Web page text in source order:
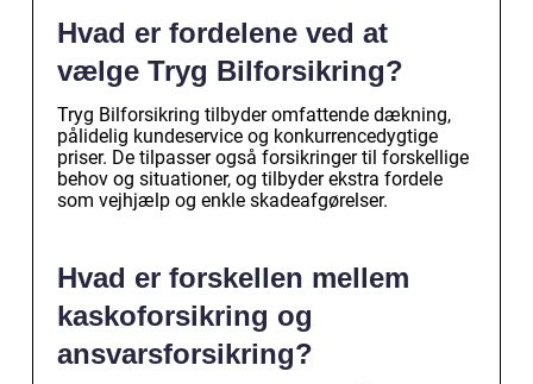
Hvad er fordelene ved at
vælge Tryg Bilforsikring?
Tryg Bilforsikring tilbyder omfattende dækning,
pålidelig kundeservice og konkurrencedygtige
priser. De tilpasser også forsikringer til forskellige
behov og situationer, og tilbyder ekstra fordele
som vejhjælp og enkle skadeafgørelser.
Hvad er forskellen mellem
kaskoforsikring og
ansvarsforsikring?